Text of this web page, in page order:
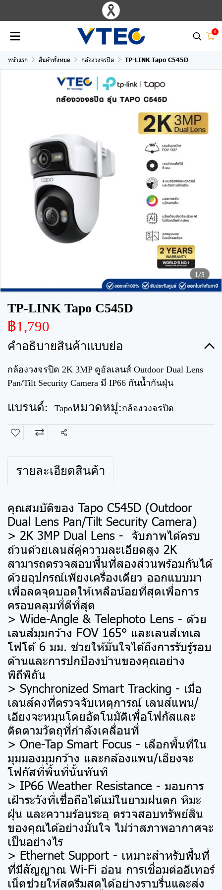
0
หน้าแรก สินค้าทั้งหมด กล้องวงจรปิด TP-LINK Tapo C545D
1/3
TP-LINK Tapo C545D
฿1,790
คำอธิบายสินค้าแบบย่อ
กล้องวงจรปิด 2K 3MP ดูอัลเลนส์ Outdoor Dual Lens
Pan/Tilt Security Camera มี IP66 กันน้ำกันฝุ่น
แบรนด์: Tapoหมวดหมู่:กล้องวงจรปิด
แชร์
รายละเอียดสินค้า
คุณสมบัติของ Tapo C545D (Outdoor
Dual Lens Pan/Tilt Security Camera)
> 2K 3MP Dual Lens - จับภาพได้ครบ
ถ้วนด้วยเลนส์คู่ความละเอียดสูง 2K
สามารถตรวจสอบพื้นที่สองส่วนพร้อมกันได้
ด้วยอุปกรณ์เพียงเครื่องเดียว ออกแบบมา
เพื่อลดจุดบอดให้เหลือน้อยที่สุดเพื่อการ
ครอบคลุมที่ดีที่สุด
> Wide-Angle & Telephoto Lens - ด้วย
เลนส์มุมกว้าง FOV 165° และเลนส์เทเล
โฟโต้ 6 มม. ช่วยให้มั่นใจได้ถึงการรับรู้รอบ
ด้านและการปกป้องบ้านของคุณอย่าง
พิถีพิถัน
> Synchronized Smart Tracking - เมื่อ
เลนส์คงที่ตรวจจับเหตุการณ์ เลนส์แพน/
เอียงจะหมุนโดยอัตโนมัติเพื่อโฟกัสและ
ติดตามวัตถุที่กำลังเคลื่อนที่
> One-Tap Smart Focus - เลือกพื้นที่ใน
มุมมองมุมกว้าง และกล้องแพน/เอียงจะ
โฟกัสที่พื้นที่นั้นทันที
> IP66 Weather Resistance - มอบการ
เฝ้าระวังที่เชื่อถือได้แม้ในยามฝนตก หิมะ
ฝุ่น และความร้อนระอุ ตรวจสอบทรัพย์สิน
ของคุณได้อย่างมั่นใจ ไม่ว่าสภาพอากาศจะ
เป็นอย่างไร
> Ethernet Support - เหมาะสำหรับพื้นที่
ที่มีสัญญาณ Wi-Fi อ่อน การเชื่อมต่ออีเทอร์
เน็ตช่วยให้สตรีมสดได้อย่างราบรื่นและส่ง